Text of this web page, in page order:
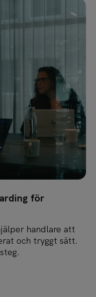
för
handlare att
och tryggt sätt.